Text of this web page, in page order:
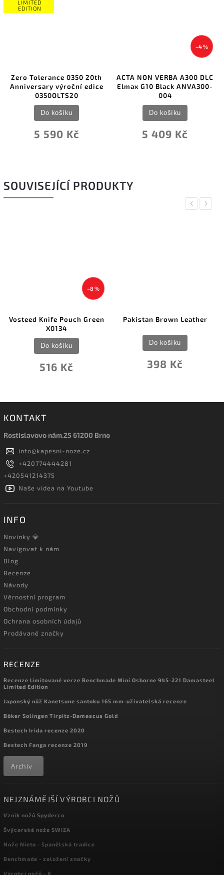
LIMITED
EDITION
Zero Tolerance 0350 20th
Anniversary výroční edice
0350OLTS20
5 590 Kč
Do košíku
–4 %
ACTA NON VERBA A300 DLC
Elmax G10 Black ANVA300-
004
5 409 Kč
Do košíku
SOUVISEJÍCÍ PRODUKTY
Previous
–8 %
Vosteed Knife Pouch Green
X0134
516 Kč
Do košíku
Pakistan Brown Leather
398 Kč
Do košíku
Next
KONTAKT
Rostislavovo nám.25 61200 Brno
info@kapesni-noze.cz
+420774444281
+420541214375
Naše videa na Youtube
INFO
Novinky 💎
Navigovat k nám
Blog
Recenze
Návody
Věrnostní program
Obchodní podmínky
Ochrana osobních údajů
Prodávané značky
RECENZE
Recenze limitované verze Benchmade Mini Osborne 945-221 Damasteel
Limited Edition
Japonský nůž Kanetsune santoku 165 mm-uživatelská recenze
Böker Solingen Tirpitz-Damascus Gold
Bestech Irida recenze 2020
Bestech Fanga recenze 2019
Archiv
NEJZNÁMĚJŠÍ VÝROBCI NOŽŮ
Vznik nožů Spyderco
Švýcarské nože SWIZA
Nože Nieto - španělská tradice
Benchmade - založení značky
Výrobci nožů - X